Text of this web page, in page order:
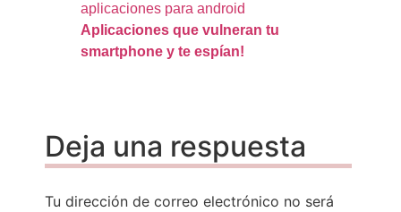
Aplicaciones que vulneran tu
smartphone y te espían!
Deja una respuesta
Tu dirección de correo electrónico no será